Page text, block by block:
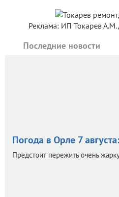
Реклама: ИП Токарев
Последние новости
Погода в Орле 7
Предстоит пережить очень